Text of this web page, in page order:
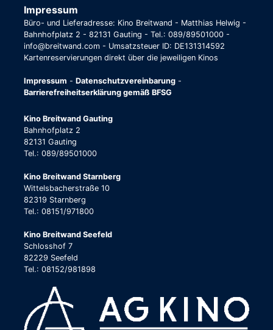
Impressum
Büro- und Lieferadresse: Kino Breitwand - Matthias Helwig -
Bahnhofplatz 2 - 82131 Gauting - Tel.: 089/89501000 -
info@breitwand.com - Umsatzsteuer ID: DE131314592
Kartenreservierungen direkt über die jeweiligen Kinos
Impressum - Datenschutzvereinbarung -
Barrierefreiheitserklärung gemäß BFSG
Kino Breitwand Gauting
Bahnhofplatz 2
82131 Gauting
Tel.: 089/89501000
Kino Breitwand Starnberg
Wittelsbacherstraße 10
82319 Starnberg
Tel.: 08151/971800
Kino Breitwand Seefeld
Schlosshof 7
82229 Seefeld
Tel.: 08152/981898